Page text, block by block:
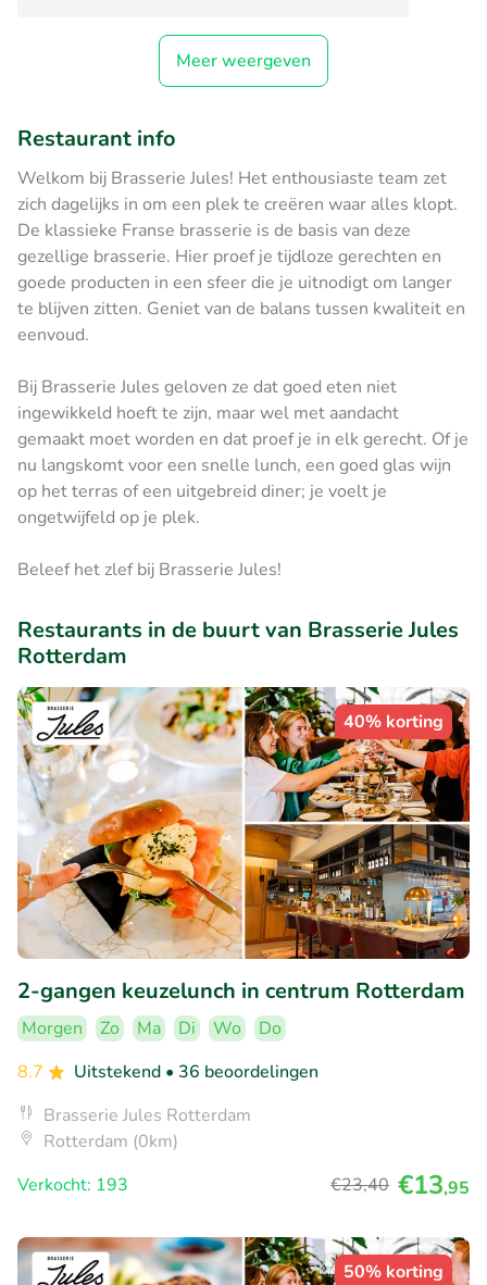
Meer weergeven
Restaurant info
Welkom bij Brasserie Jules! Het enthousiaste team zet
zich dagelijks in om een plek te creëren waar alles klopt.
De klassieke Franse brasserie is de basis van deze
gezellige brasserie. Hier proef je tijdloze gerechten en
goede producten in een sfeer die je uitnodigt om langer
te blijven zitten. Geniet van de balans tussen kwaliteit en
eenvoud.
Bij Brasserie Jules geloven ze dat goed eten niet
ingewikkeld hoeft te zijn, maar wel met aandacht
gemaakt moet worden en dat proef je in elk gerecht. Of je
nu langskomt voor een snelle lunch, een goed glas wijn
op het terras of een uitgebreid diner; je voelt je
ongetwijfeld op je plek.
Beleef het zlef bij Brasserie Jules!
Restaurants in de buurt van Brasserie Jules
Rotterdam
40% korting
2-gangen keuzelunch in centrum Rotterdam
Morgen Zo Ma Di Wo
Do
8.7
Uitstekend • 36 beoordelingen
Brasserie Jules Rotterdam
Rotterdam (0km)
Verkocht: 193
€23,40 €13,95
50% korting